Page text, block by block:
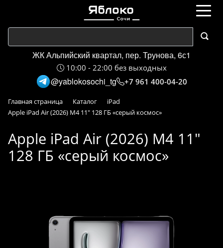
ЖК Альпийский квартал, пер. Трунова, 6с1
10:00 - 22:00 без выходных
@yablokosochi_tg +7 961 400-04-20
Главная страница Каталог
iPad
Apple iPad Air (2026) M4 11" 128 ГБ «серый космос»
Apple iPad Air (2026) M4 11"
128 ГБ «серый космос»